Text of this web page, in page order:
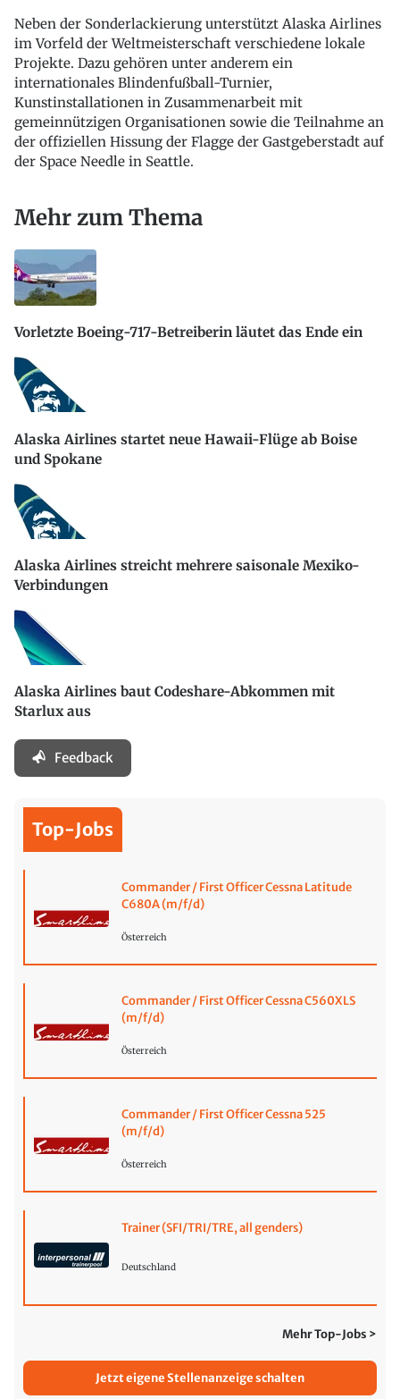
Neben der Sonderlackierung unterstützt Alaska Airlines
im Vorfeld der Weltmeisterschaft verschiedene lokale
Projekte. Dazu gehören unter anderem ein
internationales Blindenfußball-Turnier,
Kunstinstallationen in Zusammenarbeit mit
gemeinnützigen Organisationen sowie die Teilnahme an
der offiziellen Hissung der Flagge der Gastgeberstadt auf
der Space Needle in Seattle.
Mehr zum Thema
Vorletzte Boeing-717-Betreiberin läutet das Ende ein
Alaska Airlines startet neue Hawaii-Flüge ab Boise
und Spokane
Alaska Airlines streicht mehrere saisonale Mexiko-
Verbindungen
Alaska Airlines baut Codeshare-Abkommen mit
Starlux aus
Feedback
Top-Jobs
Commander / First Officer Cessna Latitude
C680A (m/f/d)
Österreich
Commander / First Officer Cessna C560XLS
(m/f/d)
Österreich
Commander / First Officer Cessna 525
(m/f/d)
Österreich
Trainer (SFI/TRI/TRE, all genders)
Deutschland
Mehr Top-Jobs >
Jetzt eigene Stellenanzeige schalten